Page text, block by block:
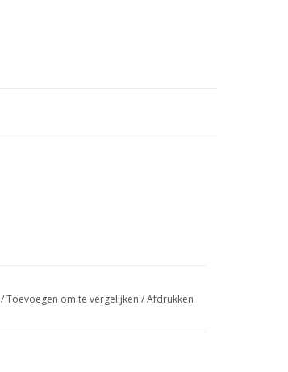
/Toevoegen om te vergelijken /Afdrukken